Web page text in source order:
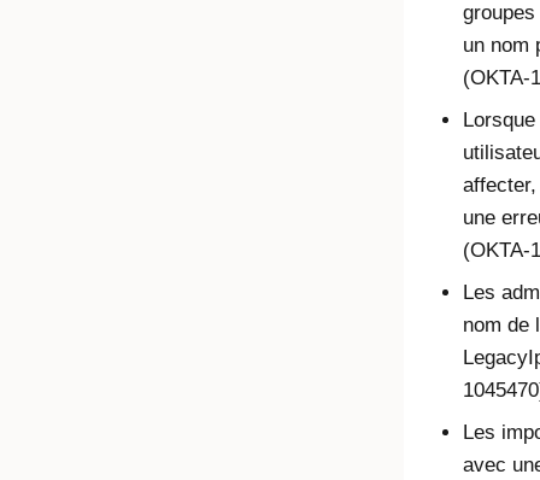
un nom
(OKTA-
une
(OKTA-
Les
nom de
Les
avec